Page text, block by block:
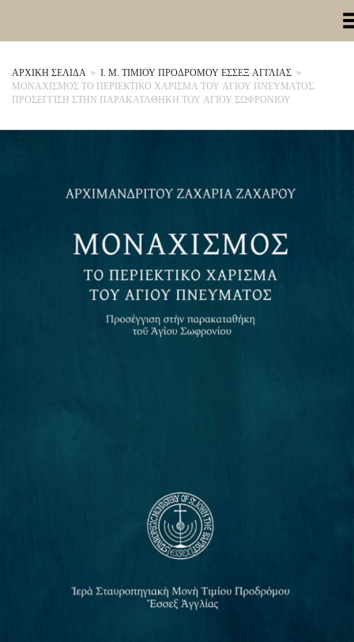
Toggle
ΑΡΧΙΚΉ ΣΕΛΊΔΑ » Ι. Μ. ΤΙΜΙΟΥ ΠΡΟΔΡΟΜΟΥ ΕΣΣΕΞ ΑΓΓΛΙΑΣ »
ΜΟΝΑΧΙΣΜΟΣ ΤΟ ΠΕΡΙΕΚΤΙΚΟ ΧΑΡΙΣΜΑ ΤΟΥ ΑΓΙΟΥ ΠΝΕΥΜΑΤΟΣ.
ΠΡΟΣΕΓΓΙΣΗ ΣΤΗΝ ΠΑΡΑΚΑΤΑΘΗΚΗ ΤΟΥ ΑΓΙΟΥ ΣΩΦΡΟΝΙΟΥ
+